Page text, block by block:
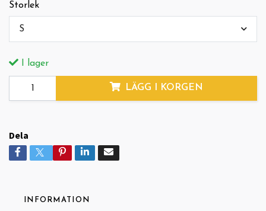
Storlek
S
I lager
LÄGG I KORGEN
Dela
INFORMATION